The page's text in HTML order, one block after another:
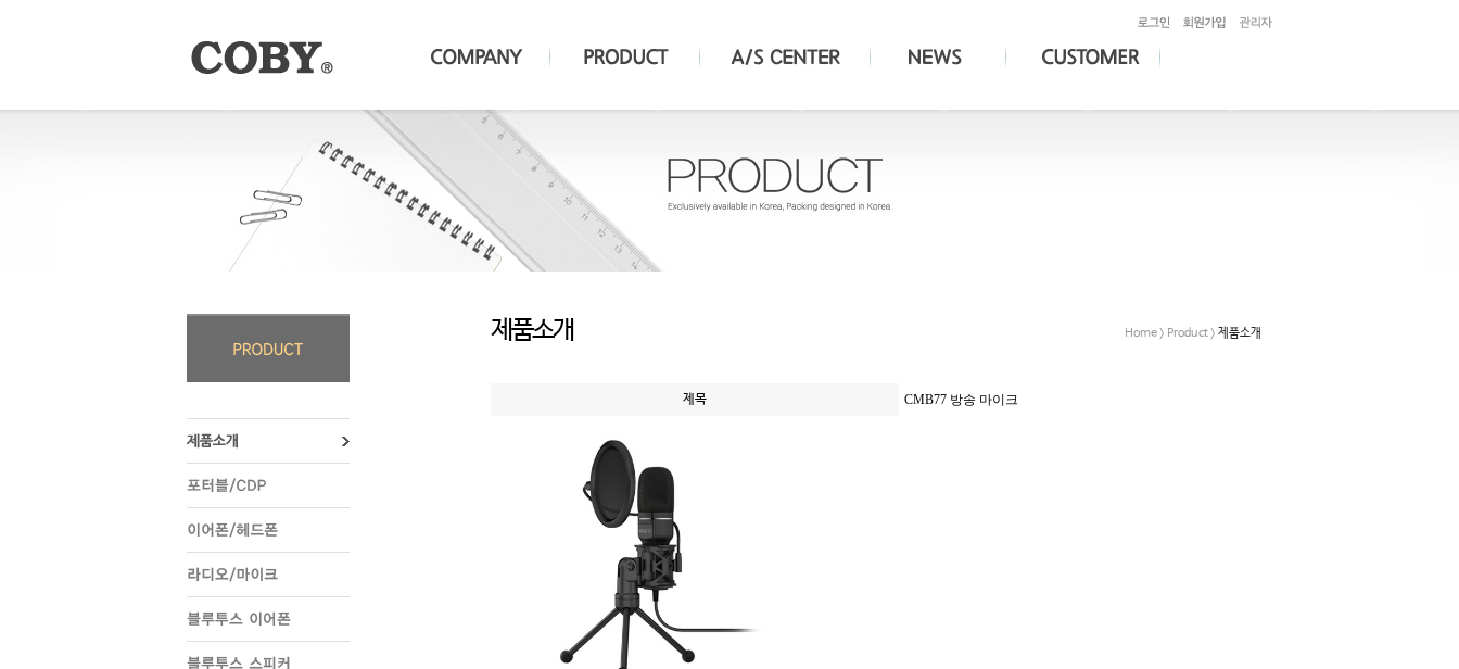
제품소개 Home > Product > 제품소개
제목 CMB77 방송 마이크